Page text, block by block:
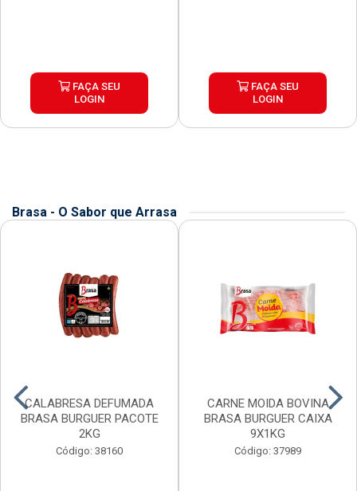
FAÇA SEU
LOGIN
FAÇA SEU
LOGIN
Brasa - O Sabor que Arrasa
CALABRESA DEFUMADA
BRASA BURGUER PACOTE
2KG
Código: 38160
CARNE MOIDA BOVINA
BRASA BURGUER CAIXA
9X1KG
Código: 37989